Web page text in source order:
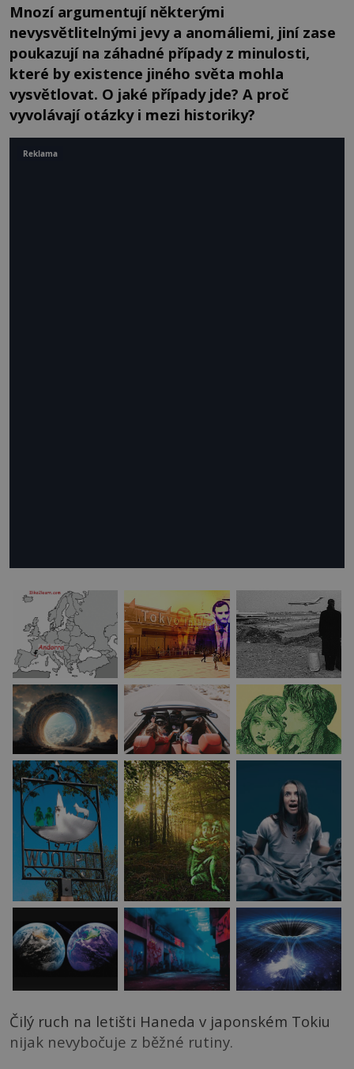
Mnozí argumentují některými
nevysvětlitelnými jevy a anomáliemi, jiní zase
poukazují na záhadné případy z minulosti,
které by existence jiného světa mohla
vysvětlovat. O jaké případy jde? A proč
vyvolávají otázky i mezi historiky?
Čilý ruch na letišti Haneda v japonském Tokiu
nijak nevybočuje z běžné rutiny.
Reklama